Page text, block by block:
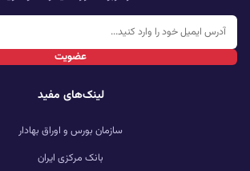
عضویت
لینک‌های مفید
سازمان بورس و اوراق بهادار
بانک مرکزی ایران